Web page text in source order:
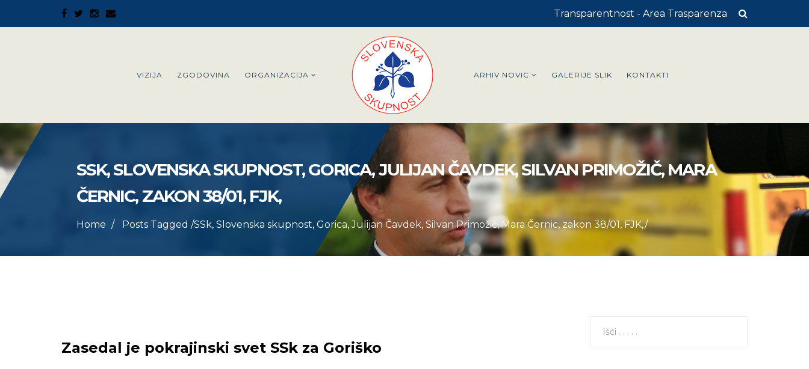
Transparentnost - Area Trasparenza
VIZIJA ZGODOVINA ORGANIZACIJA ARHIV NOVIC GALERIJE SLIK KONTAKTI
SSK, SLOVENSKA SKUPNOST, GORICA, JULIJAN ČAVDEK, SILVAN PRIMOŽIČ, MARA
ČERNIC, ZAKON 38/01, FJK,
Home Posts Tagged /SSk, Slovenska skupnost, Gorica, Julijan Čavdek, Silvan Primožič, Mara Černic, zakon 38/01, FJK,/
Zasedal je pokrajinski svet SSk za Goriško